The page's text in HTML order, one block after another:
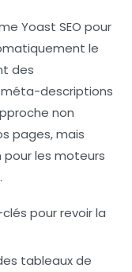
Yoast SEO pour
le
des
descriptions
non
pages, mais
les moteurs
pour revoir la
tableaux de